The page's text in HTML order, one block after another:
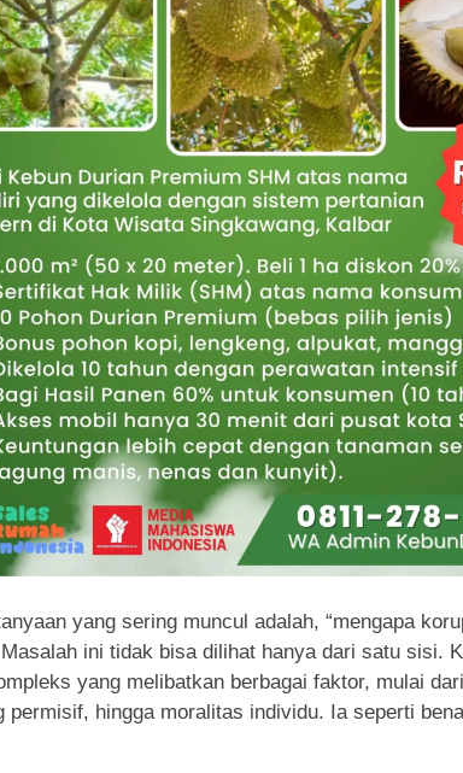
yang sering muncul adalah, “mengapa
Masalah ini tidak bisa dilihat hanya dari satu sisi.
yang melibatkan berbagai faktor, mulai
permisif, hingga moralitas individu. Ia seperti